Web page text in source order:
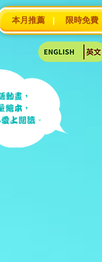
本月推薦 | 限時免費